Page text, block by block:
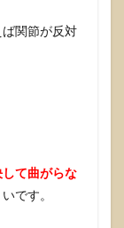
関節が反対
して曲がらな
です。